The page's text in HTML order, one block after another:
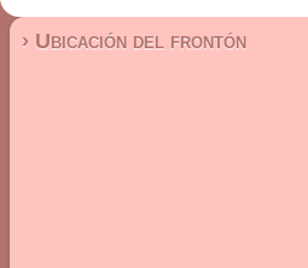
› Ubicación del frontón